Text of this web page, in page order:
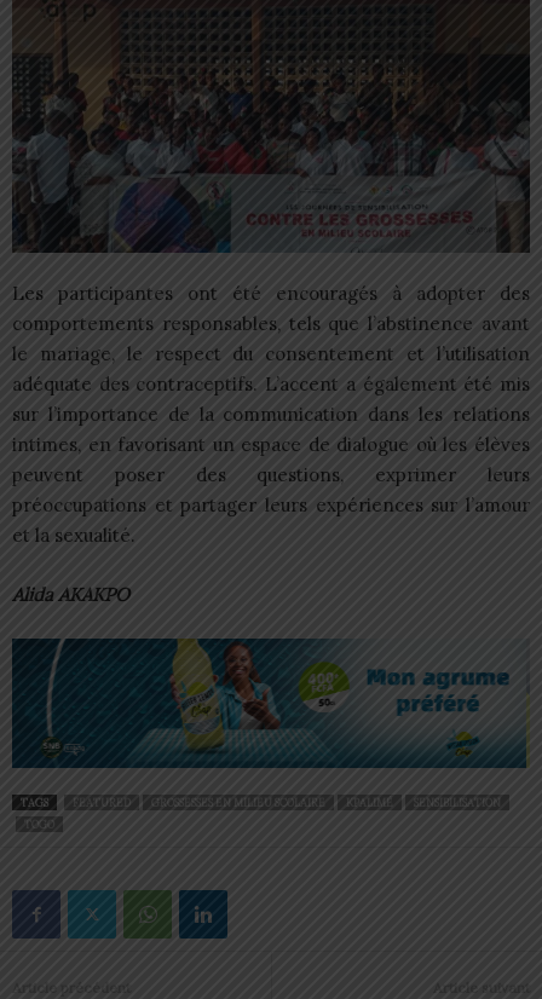
Les participantes ont été encouragés à adopter des
comportements responsables, tels que l’abstinence avant
le mariage, le respect du consentement et l’utilisation
adéquate des contraceptifs. L’accent a également été mis
sur l’importance de la communication dans les relations
intimes, en favorisant un espace de dialogue où les élèves
peuvent poser des questions, exprimer leurs
préoccupations et partager leurs expériences sur l’amour
et la sexualité.
Alida AKAKPO
TAGS FEATURED GROSSESSES EN MILIEU SCOLAIRE KPALIMÉ
SENSIBILISATION
TOGO
Article précédent Article suivant